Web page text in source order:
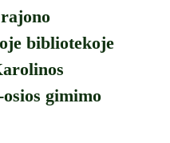
bibliotekoje
gimimo